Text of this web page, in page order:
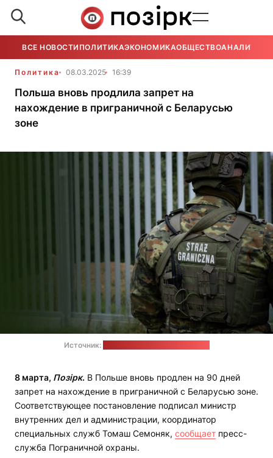
ВСЕ НОВОСТИ ПОЛИТИКАЭКОНОМИКАОБЩЕСТВОАНАЛИТИКА
Политика 08.03.2025 16:39
Польша вновь продлила запрет на
нахождение в приграничной с Беларусью
зоне
Источник:
8 марта, Позірк. В Польше вновь продлен на 90 дней
запрет на нахождение в приграничной с Беларусью зоне.
Соответствующее постановление подписал министр
внутренних дел и администрации, координатор
специальных служб Томаш Семоняк, сообщает пресс-
служба Пограничной охраны.